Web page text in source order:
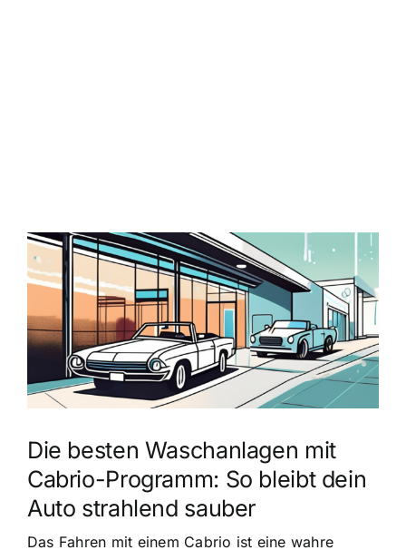
Zeige
grösseres
Bild
Die besten Waschanlagen mit
Cabrio-Programm: So bleibt dein
Auto strahlend sauber
Das Fahren mit einem Cabrio ist eine wahre